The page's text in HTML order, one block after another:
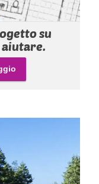
su
aiutare.